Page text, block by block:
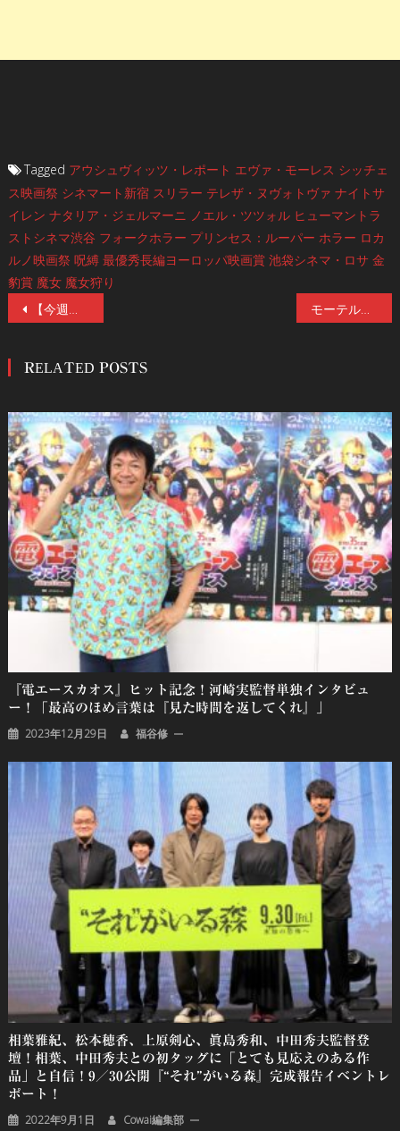
Tagged アウシュヴィッツ・レポート エヴァ・モーレス シッチェ
ス映画祭 シネマート新宿 スリラー テレザ・ヌヴォトヴァ ナイトサ
イレン ナタリア・ジェルマーニ ノエル・ツツォル ヒューマントラ
ストシネマ渋谷 フォークホラー プリンセス：ルーパー ホラー ロカ
ルノ映画祭 呪縛 最優秀長編ヨーロッパ映画賞 池袋シネマ・ロサ 金
豹賞 魔女 魔女狩り
投
ナ
ビ
ゲ
ー
シ
ョ
ン
【今週のオススメ／試写レビュー】「豊島圭介監督の参加で怪しさ爆発、前作を超える面白さ」『新・三茶のポルターガイスト』6/21(金)公開！ モーテルについての怪談『ジャックポット』エピソードポスター解禁!韓国気鋭のホラー監督たちが最恐ウェブトゥーンを映画化！『怪談晩餐』7/19(金)公開！
RELATED POSTS
『電エースカオス』ヒット記念！河崎実監督単独インタビュ
ー！「最高のほめ言葉は『見た時間を返してくれ』」
2023年12月29日 福谷修
相葉雅紀、松本穂香、上原剣心、眞島秀和、中田秀夫監督登
壇！相葉、中田秀夫との初タッグに「とても見応えのある作
品」と自信！9／30公開『“それ”がいる森』完成報告イベントレ
ポート！
2022年9月1日 Cowai編集部